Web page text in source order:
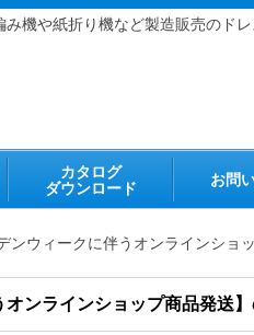
機や紙折り機など製造販売のド
カタログ
ダウンロード
お問
ンウィークに伴うオンラインショ
オンラインショップ商品発送